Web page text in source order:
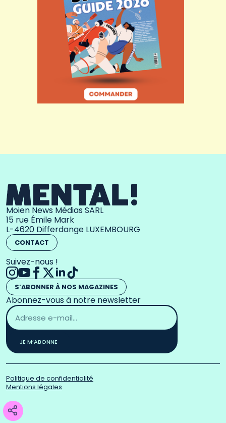
Moien News Médias SARL
15 rue Émile Mark
L-4620 Differdange LUXEMBOURG
CONTACT
Suivez-nous !
S’ABONNER À NOS MAGAZINES
Abonnez-vous à notre newsletter
Adresse
email
*
JE M’ABONNE
Politique de confidentialité
Mentions légales